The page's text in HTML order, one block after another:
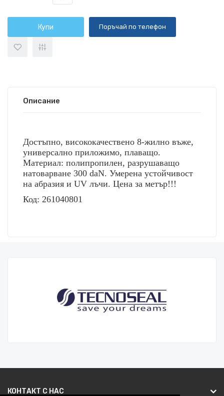
Купи Поръчай по телефон
Описание
Достъпно, висококачествено 8-жилно въже,
универсално приложимо, плаващо.
Материал: полипропилен, разрушаващо
натоварване 300 daN. Умерена устойчивост
на абразия и UV лъчи. Цена за метър!!!
Код: 261040801
КОНТАКТ С НАС